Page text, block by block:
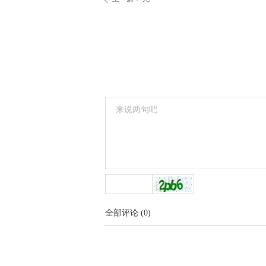
全部评论 (0)